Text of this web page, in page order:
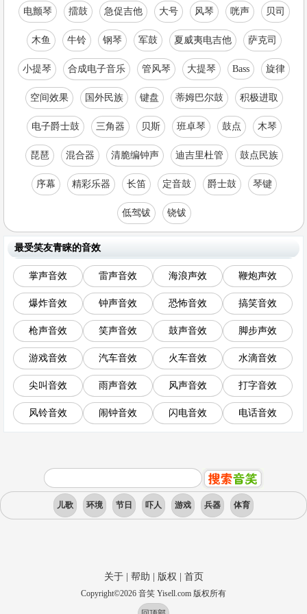
电颤琴 擂鼓 急促吉他 大号 风琴 咣声 贝司
木鱼 牛铃 钢琴 军鼓 夏威夷电吉他 萨克司
小提琴 合成电子音乐 管风琴 大提琴 Bass 旋律
空间效果 国外民族 键盘 蒂姆巴尔鼓 积极进取
电子爵士鼓 三角器 贝斯 班卓琴 鼓点 木琴
琵琶 混合器 清脆编钟声 迪吉里杜管 鼓点民族
序幕 精彩乐器 长笛 定音鼓 爵士鼓 琴键
低驾钹 铙钹
最受笑友青睐的音效
掌声音效 雷声音效 海浪声效 鞭炮声效
爆炸音效 钟声音效 恐怖音效 搞笑音效
枪声音效 笑声音效 鼓声音效 脚步声效
游戏音效 汽车音效 火车音效 水滴音效
尖叫音效 雨声音效 风声音效 打字音效
风铃音效 闹钟音效 闪电音效 电话音效
儿歌 环境 节日 吓人 游戏 兵器 体育
关于| 帮助 版权 首页
Copyright©2026 音笑 Yisell.com 版权所有